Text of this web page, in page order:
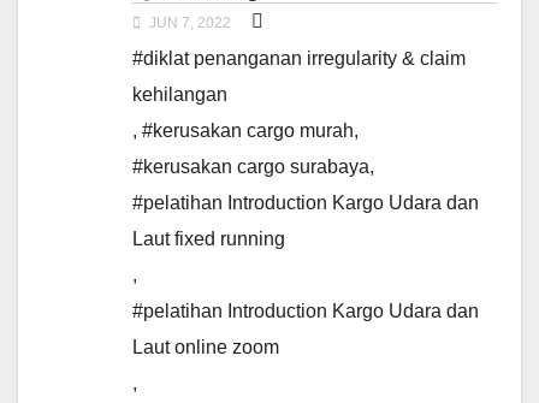
JUN 7, 2022
#diklat penanganan irregularity & claim
kehilangan
, #kerusakan cargo murah,
#kerusakan cargo surabaya,
#pelatihan Introduction Kargo Udara dan
Laut fixed running
,
#pelatihan Introduction Kargo Udara dan
Laut online zoom
,